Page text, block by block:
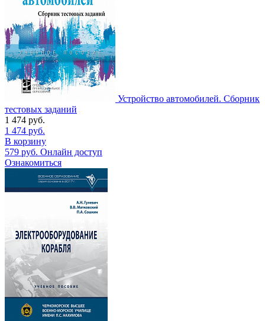
Устройство автомобилей. Сборник
тестовых заданий
1 474 руб.
1 474 руб.
В корзину
579 руб. Онлайн доступ
Ознакомиться